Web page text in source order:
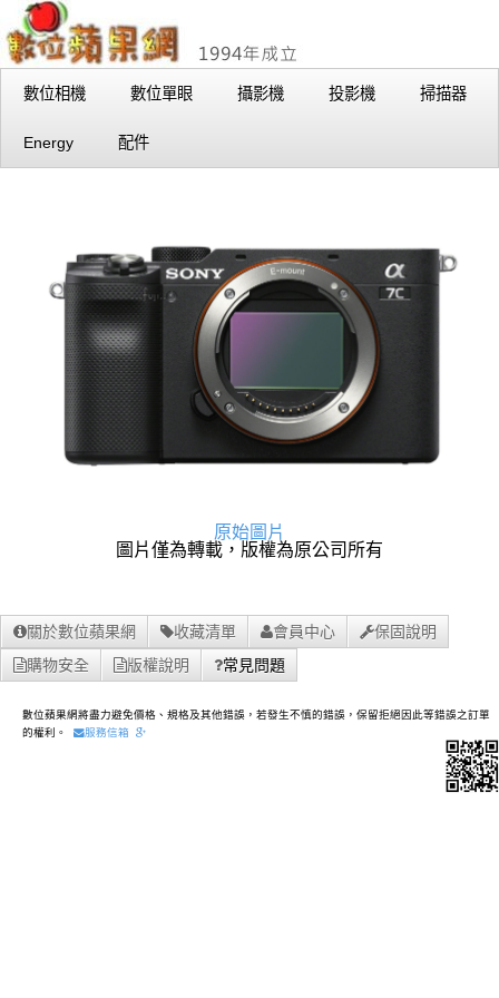
數位相機 數位單眼 攝影機 投影機 掃描器
Energy 配件
原始圖片
圖片僅為轉載，版權為原公司所有
關於數位蘋果網 收藏清單 會員中心
保固說明
購物安全
版權說明 常見問題
數位蘋果網將盡力避免價格、規格及其他錯誤，若發生不慎的錯誤，保留拒絕因此等錯誤之訂單
的權利。
服務信箱